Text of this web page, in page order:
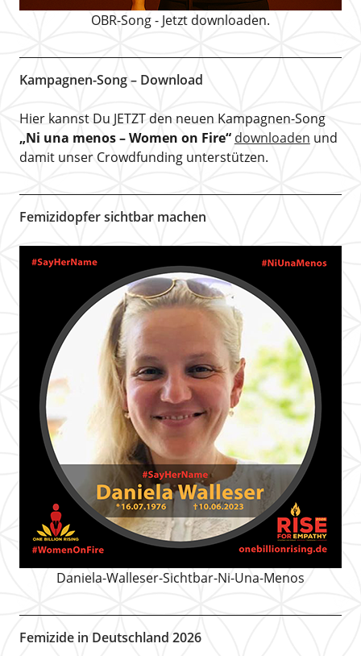
OBR-Song - Jetzt downloaden.
Kampagnen-Song – Download
Hier kannst Du JETZT den neuen Kampagnen-Song
„Ni una menos – Women on Fire“ downloaden und
damit unser Crowdfunding unterstützen.
Femizidopfer sichtbar machen
Daniela-Walleser-Sichtbar-Ni-Una-Menos
Femizide in Deutschland 2026